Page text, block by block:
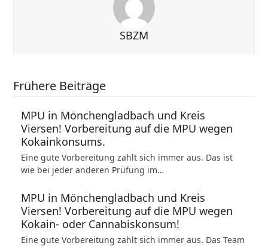
SBZM
Frühere Beiträge
MPU in Mönchengladbach und Kreis
Viersen! Vorbereitung auf die MPU wegen
Kokainkonsums.
Eine gute Vorbereitung zahlt sich immer aus. Das ist
wie bei jeder anderen Prüfung im…
MPU in Mönchengladbach und Kreis
Viersen! Vorbereitung auf die MPU wegen
Kokain- oder Cannabiskonsum!
Eine gute Vorbereitung zahlt sich immer aus. Das Team